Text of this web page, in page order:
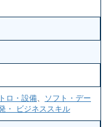
ロ・設備、
ソフト・デー
・ ビジネススキル